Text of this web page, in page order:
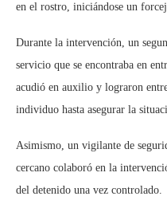
en el rostro, iniciándose un
Durante la intervención, un
servicio que se encontraba en
acudió en auxilio y lograron
individuo hasta asegurar la
Asimismo, un vigilante de
cercano colaboró en la
del detenido una vez controlado.